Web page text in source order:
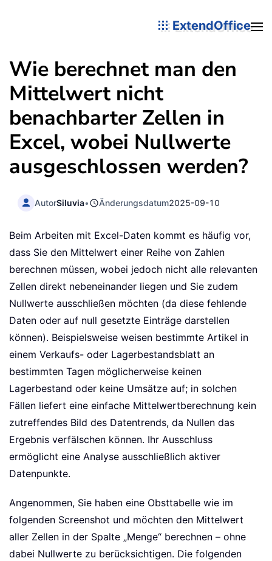
ExtendOffice
Wie berechnet man den
Mittelwert nicht
benachbarter Zellen in
Excel, wobei Nullwerte
ausgeschlossen werden?
AutorSiluvia• Änderungsdatum2025-09-10
Beim Arbeiten mit Excel-Daten kommt es häufig vor,
dass Sie den Mittelwert einer Reihe von Zahlen
berechnen müssen, wobei jedoch nicht alle relevanten
Zellen direkt nebeneinander liegen und Sie zudem
Nullwerte ausschließen möchten (da diese fehlende
Daten oder auf null gesetzte Einträge darstellen
können). Beispielsweise weisen bestimmte Artikel in
einem Verkaufs- oder Lagerbestandsblatt an
bestimmten Tagen möglicherweise keinen
Lagerbestand oder keine Umsätze auf; in solchen
Fällen liefert eine einfache Mittelwertberechnung kein
zutreffendes Bild des Datentrends, da Nullen das
Ergebnis verfälschen können. Ihr Ausschluss
ermöglicht eine Analyse ausschließlich aktiver
Datenpunkte.
Angenommen, Sie haben eine Obsttabelle wie im
folgenden Screenshot und möchten den Mittelwert
aller Zellen in der Spalte „Menge“ berechnen – ohne
dabei Nullwerte zu berücksichtigen. Die folgenden